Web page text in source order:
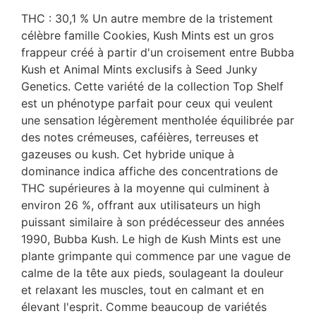
THC : 30,1 % Un autre membre de la tristement
célèbre famille Cookies, Kush Mints est un gros
frappeur créé à partir d'un croisement entre Bubba
Kush et Animal Mints exclusifs à Seed Junky
Genetics. Cette variété de la collection Top Shelf
est un phénotype parfait pour ceux qui veulent
une sensation légèrement mentholée équilibrée par
des notes crémeuses, caféières, terreuses et
gazeuses ou kush. Cet hybride unique à
dominance indica affiche des concentrations de
THC supérieures à la moyenne qui culminent à
environ 26 %, offrant aux utilisateurs un high
puissant similaire à son prédécesseur des années
1990, Bubba Kush. Le high de Kush Mints est une
plante grimpante qui commence par une vague de
calme de la tête aux pieds, soulageant la douleur
et relaxant les muscles, tout en calmant et en
élevant l'esprit. Comme beaucoup de variétés